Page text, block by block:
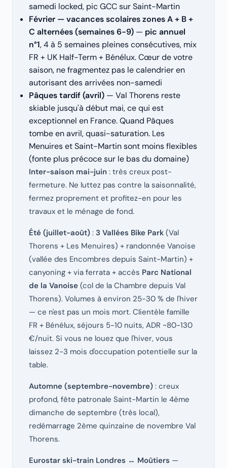
samedi locked, pic GCC sur Saint-Martin
Février — vacances scolaires zones A + B +
C alternées (semaines 6-9) — pic annuel
n°1, 4 à 5 semaines pleines consécutives, mix
FR + UK Half-Term + Bénélux. Cœur de votre
saison, ne fragmentez pas le calendrier en
autorisant des arrivées non-samedi
Pâques tardif (avril) — Val Thorens reste
skiable jusqu'à début mai, ce qui est
exceptionnel en France. Quand Pâques
tombe en avril, quasi-saturation. Les
Menuires et Saint-Martin sont moins flexibles
(fonte plus précoce sur le bas du domaine)
Inter-saison mai-juin : très creux post-
fermeture. Ne luttez pas contre la saisonnalité,
fermez proprement et profitez-en pour les
travaux et le ménage de fond.
Été (juillet-août) : 3 Vallées Bike Park (Val
Thorens + Les Menuires) + randonnée Vanoise
(vallée des Encombres depuis Saint-Martin) +
canyoning + via ferrata + accès Parc National
de la Vanoise (col de la Chambre depuis Val
Thorens). Volumes à environ 25-30 % de l'hiver
— ce n'est pas un mois mort. Clientèle famille
FR + Bénélux, séjours 5-10 nuits, ADR ~80-130
€/nuit. Si vous ne louez que l'hiver, vous
laissez 2-3 mois d'occupation potentielle sur la
table.
Automne (septembre-novembre) : creux
profond, fête patronale Saint-Martin le 4ème
dimanche de septembre (très local),
redémarrage 2ème quinzaine de novembre Val
Thorens.
Eurostar ski-train Londres ↔ Moûtiers —